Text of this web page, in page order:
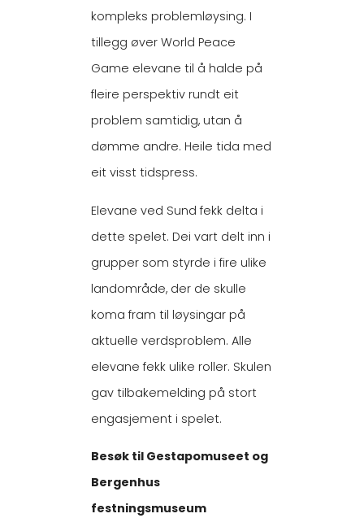
kompleks problemløysing. I
tillegg øver World Peace
Game elevane til å halde på
fleire perspektiv rundt eit
problem samtidig, utan å
dømme andre. Heile tida med
eit visst tidspress.
Elevane ved Sund fekk delta i
dette spelet. Dei vart delt inn i
grupper som styrde i fire ulike
landområde, der de skulle
koma fram til løysingar på
aktuelle verdsproblem. Alle
elevane fekk ulike roller. Skulen
gav tilbakemelding på stort
engasjement i spelet.
Besøk til Gestapomuseet og
Bergenhus
festningsmuseum